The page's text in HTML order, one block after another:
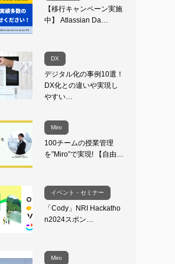
【移行キャンペーン実施
中】 Atlassian Da…
DX
デジタル化の事例10選！
DX化との違いや実現し
やすい…
Miro
100チームの授業管理
を”Miro”で実現! 【自由…
イベント・セミナー
「Cody」NRI Hackatho
n2024スポン…
Miro